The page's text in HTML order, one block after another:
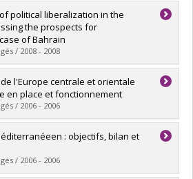
Papyrus
political liberalization in the
the prospects for
of Bahrain
/ 2008 - 2008
dans Papyrus
l'Europe centrale et orientale
en place et fonctionnement
/ 2006 - 2006
dans Papyrus
: objectifs, bilan et
/ 2006 - 2006